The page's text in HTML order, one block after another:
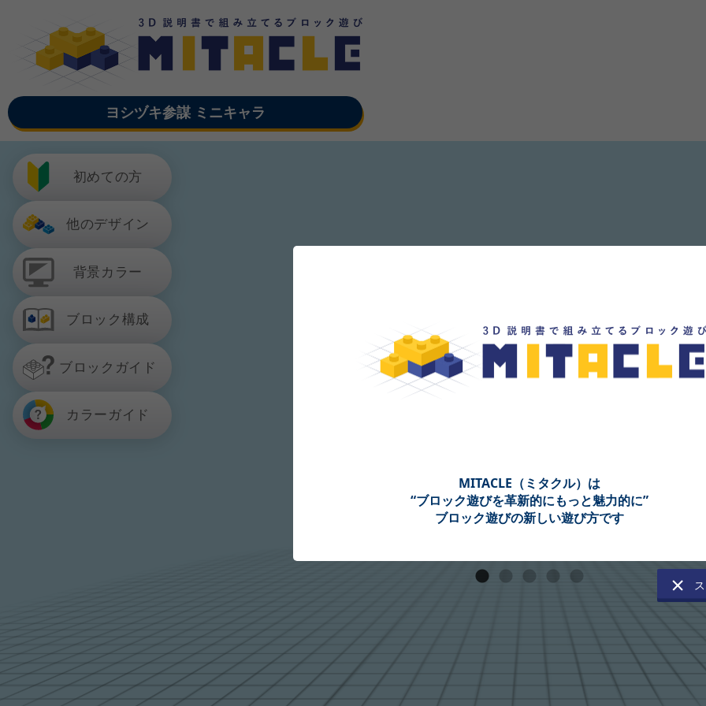
ヨシヅキ参謀 ミニキャラ
MITACLE（ミタクル）は
“ブロック遊びを革新的にもっと魅力的に”
ブロック遊びの新しい遊び方です
初めての方
他のデザイン
背景カラー
ブロック構成
ブロックガイド
カラーガイド